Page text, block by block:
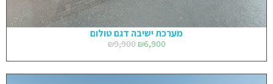
מערכת ישיבה דגם טולום
₪9,900 ₪6,900